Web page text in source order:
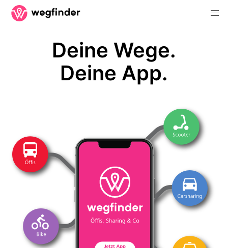
Deine Wege.
Deine App.